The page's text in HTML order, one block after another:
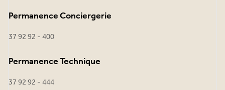
Permanence Conciergerie
37 92 92 - 400
Permanence Technique
37 92 92 - 444